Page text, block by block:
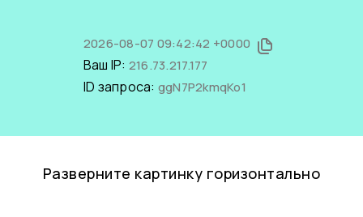
2026-08-07 09:42:42 +0000
Ваш IP: 216.73.217.177
ID запроса: ggN7P2kmqKo1
Разверните картинку горизонтально